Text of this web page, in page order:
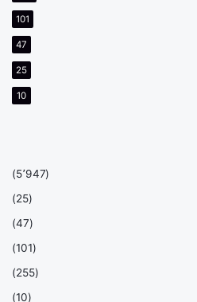
101
47
25
10
(5٬947)
(25)
(47)
(101)
(255)
(10)